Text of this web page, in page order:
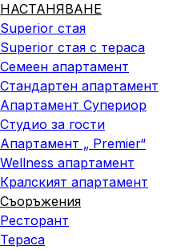
НАСТАНЯВАНЕ
Superior стая
Superior стая с тераса
Семеен апартамент
Стандартен апартамент
Апартамент Супериор
Студио за гости
Апартамент „ Premier“
Wellness апартамент
Кралският апартамент
Съоръжения
Ресторант
Тераса